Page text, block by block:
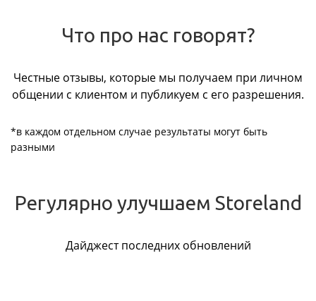
Что про нас говорят?
Честные отзывы, которые мы получаем при личном
общении с клиентом и публикуем с его разрешения.
*в каждом отдельном случае результаты могут быть
разными
Регулярно улучшаем Storeland
Дайджест последних обновлений